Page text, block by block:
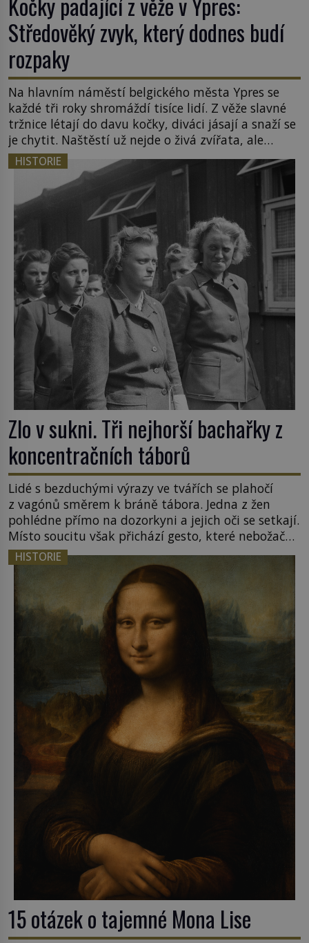
Středověký zvyk, který dodnes budí
rozpaky
Na hlavním náměstí belgického města Ypres se
každé tři roky shromáždí tisíce lidí. Z věže slavné
tržnice létají do davu kočky, diváci jásají a snaží se
je chytit. Naštěstí už nejde o živá zvířata, ale
jenom o plyšové suvenýry. Kdysi to ale bylo jinak.
Tato veselá podívaná připomíná jeden z
nejpodivnějších a zároveň nejkrutějších zvyků […]
HISTORIE
Zlo v sukni. Tři nejhorší bachařky z
koncentračních táborů
Lidé s bezduchými výrazy ve tvářích se plahočí
z vagónů směrem k bráně tábora. Jedna z žen
pohlédne přímo na dozorkyni a jejich oči se setkají.
Místo soucitu však přichází gesto, které nebožačku
posílá rovnou do plynové komory. Jména jako
Rudolf Höss (1901–1947), Josef Mengele (1911–
1979) či Heinrich Himmler (1900–1945) zná každý,
o koho se historie jen otřela. Jenže […]
HISTORIE
15 otázek o tajemné Mona Lise